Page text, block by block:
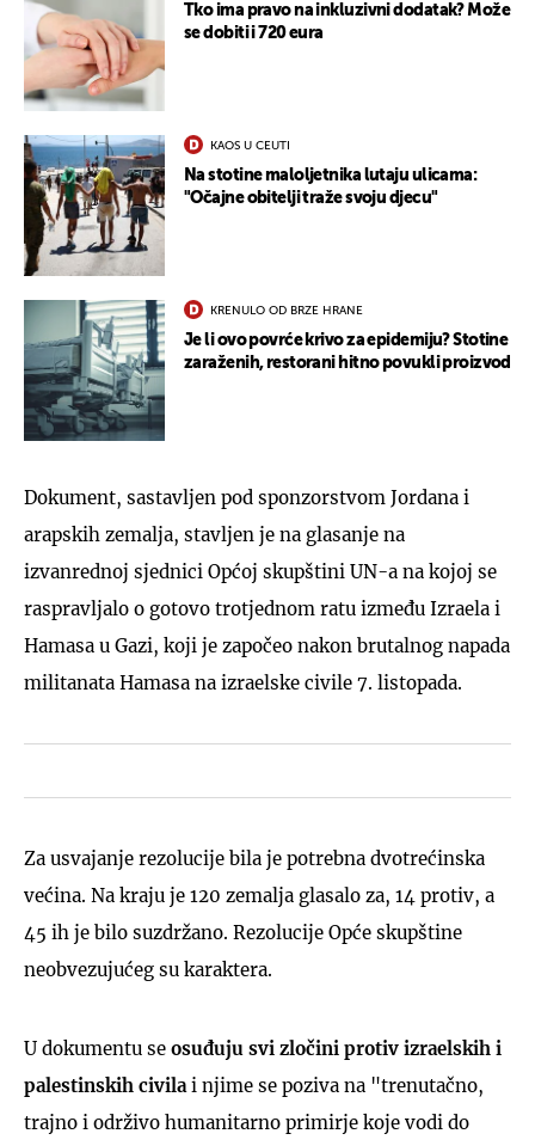
Tko ima pravo na inkluzivni dodatak? Može
se dobiti i 720 eura
KAOS U CEUTI
Na stotine maloljetnika lutaju ulicama:
"Očajne obitelji traže svoju djecu"
KRENULO OD BRZE HRANE
Je li ovo povrće krivo za epidemiju? Stotine
zaraženih, restorani hitno povukli proizvod
Dokument, sastavljen pod sponzorstvom Jordana i
arapskih zemalja, stavljen je na glasanje na
izvanrednoj sjednici Općoj skupštini UN-a na kojoj se
raspravljalo o gotovo trotjednom ratu između Izraela i
Hamasa u Gazi, koji je započeo nakon brutalnog napada
militanata Hamasa na izraelske civile 7. listopada.
Za usvajanje rezolucije bila je potrebna dvotrećinska
većina. Na kraju je 120 zemalja glasalo za, 14 protiv, a
45 ih je bilo suzdržano. Rezolucije Opće skupštine
neobvezujućeg su karaktera.
U dokumentu se osuđuju svi zločini protiv izraelskih i
palestinskih civila i njime se poziva na "trenutačno,
trajno i održivo humanitarno primirje koje vodi do